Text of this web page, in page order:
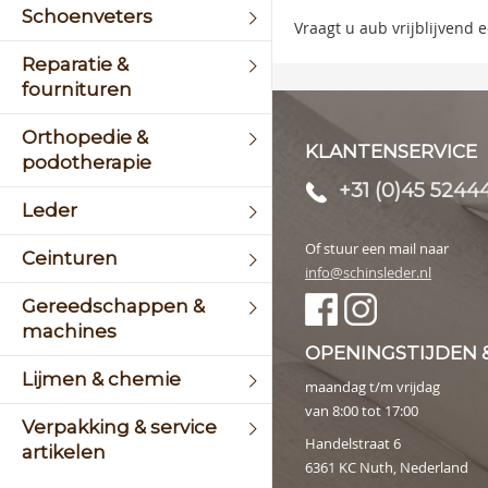
Schoenveters
Reparatie &
fournituren
Orthopedie &
podotherapie
Leder
Ceinturen
Gereedschappen &
machines
Lijmen & chemie
Verpakking & service
artikelen
Vraagt u aub vrijblijvend
KLANTENSERVICE
+31 (0)45
Of stuur een mail naar
info@schinsleder.nl
OPENINGSTIJDEN
maandag t/m vrijdag
van 8:00 tot 17:00
Handelstraat 6
6361 KC Nuth, Nederland